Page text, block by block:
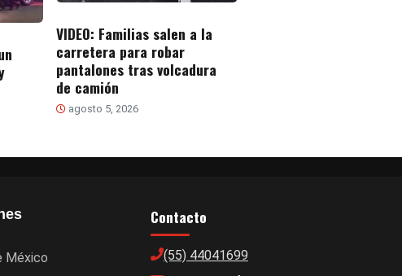
VIDEO: Familias salen a la
carretera para robar
pantalones tras volcadura
de camión
agosto 5, 2026
México
Contacto
(55) 44041699